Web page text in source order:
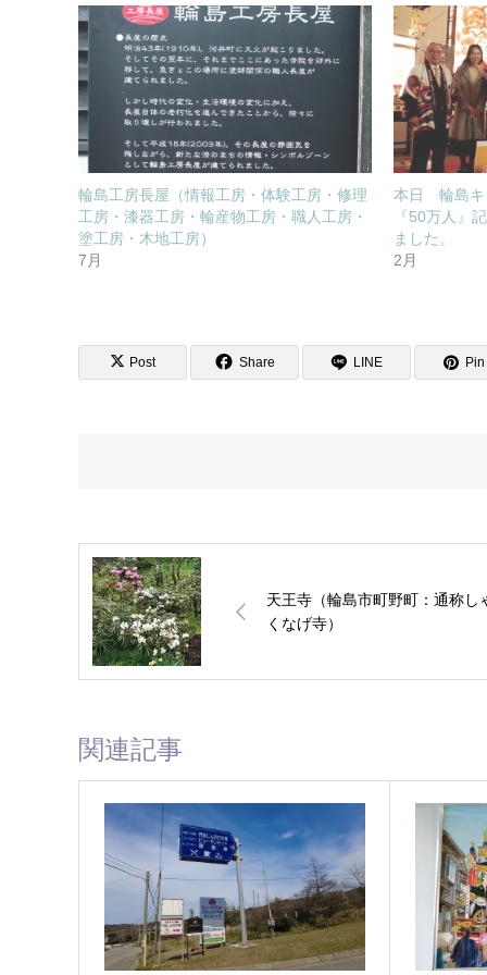
輪島工房長屋（情報工房・体験工房・修理
工房・漆器工房・輪産物工房・職人工房・
塗工房・木地工房）
7月
本日 輪島キ
『50万人』
ました。
2月
Post Share LINE
天王寺（輪島市町野町：通称し
くなげ寺）
関連記事